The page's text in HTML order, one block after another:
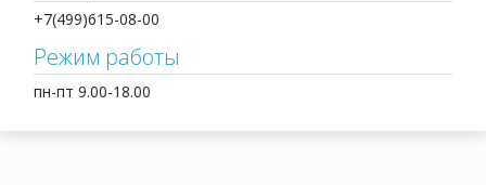
+7(499)615-08-00
Режим работы
пн-пт 9.00-18.00